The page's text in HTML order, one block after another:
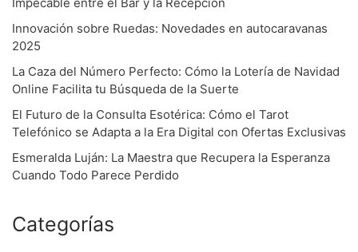
Innovación sobre Ruedas: Novedades en autocaravanas
2025
La Caza del Número Perfecto: Cómo la Lotería de Navidad
Online Facilita tu Búsqueda de la Suerte
El Futuro de la Consulta Esotérica: Cómo el Tarot
Telefónico se Adapta a la Era Digital con Ofertas Exclusivas
Esmeralda Luján: La Maestra que Recupera la Esperanza
Cuando Todo Parece Perdido
Categorías